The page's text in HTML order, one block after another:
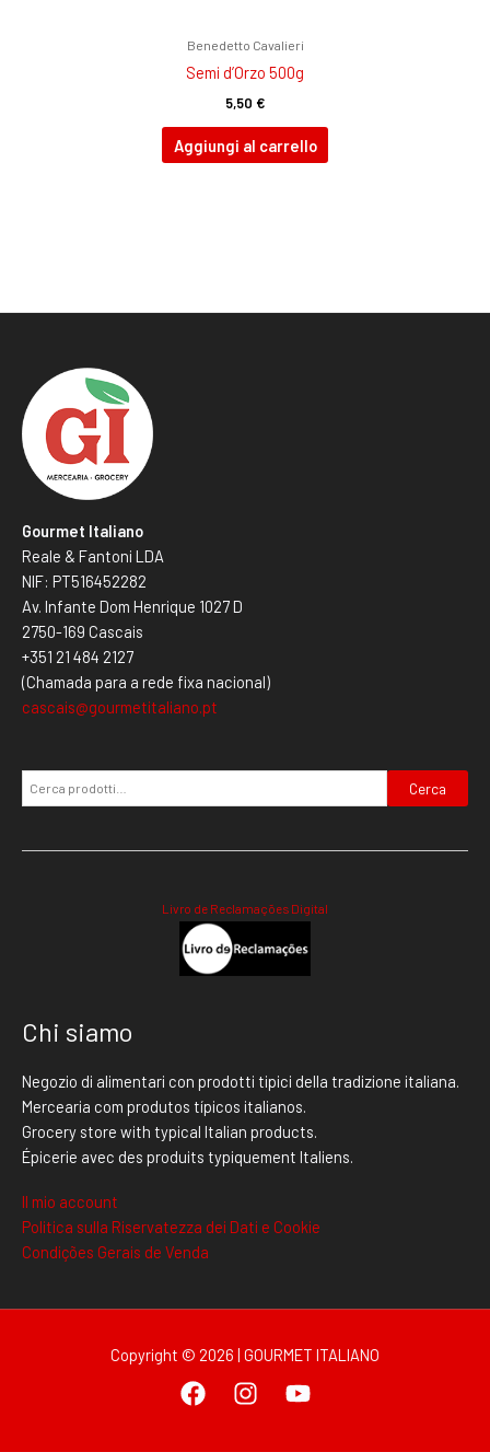
Benedetto Cavalieri
Semi d’Orzo 500g
5,50 €
Aggiungi al carrello
Gourmet Italiano
Reale & Fantoni LDA
NIF: PT516452282
Av. Infante Dom Henrique 1027 D
2750-169 Cascais
+351 21 484 2127
(Chamada para a rede fixa nacional)
cascais@gourmetitaliano.pt
Cerca
Livro de Reclamações Digital
Chi siamo
Negozio di alimentari con prodotti tipici della tradizione italiana.
Mercearia com produtos típicos italianos.
Grocery store with typical Italian products.
Épicerie avec des produits typiquement Italiens.
Il mio account
Politica sulla Riservatezza dei Dati e Cookie
Condições Gerais de Venda
Copyright © 2026 | GOURMET ITALIANO